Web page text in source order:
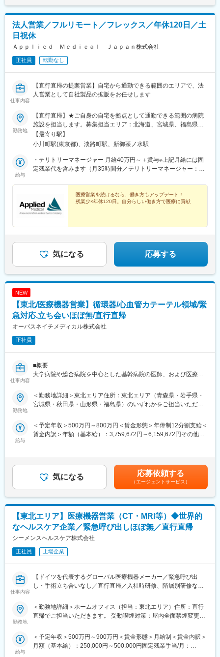
・最新の医療関連情報の提供、サポート（勉強・セミナーの主催
など）
・販売代理店へのサポート（製品情報の提供、勉強会の主催な
ど）
・各種学会への参加
＜営業スタイル＞
心臓病の一種である不整脈を治療するための医療機器を提案しま
す。製品のスペシャリストとして、「この患者にはどのように使
用するか」を医師に提言しながら、販売を行うコンサルティング
に近い営業スタイルです。実際に手術現場に立ち合い、医療従事
■研修・教育制度：
入社後は約3か月の研修を行っています。座学研修だけでなく、実
際に担当する製品の操作を頂くなど基礎的な知識を身につけてか
レーナーからのインプットなど業界知識や製品知識を学ぶ機会は
非常に豊富ですので業界未経験であってもご安心ください。
社員の自律的キャリア開発を推進するため、「社内公募制度」を
積極的に推進しています。また「社内インターンシップ」を導入
しており、今の仕事を続けたまま興味のある仕事を６ヵ月間体験
す。
変更の範囲：会社の定める業務
を考慮して決定・提示いたします。賃金はあくまでも目安の金額
であり、選考を通じて上下する可能性があります。月給(月額)は固
定手当を含めた表記です。
法人営業／フルリモート／フレックス／年休120日／土
日祝休
Ａｐｐｌｉｅｄ Ｍｅｄｉｃａｌ Ｊａｐａｎ株式会社
正社員 転勤なし
仕事内容
【直行直帰の提案営業】自宅から通勤できる範囲のエリアで、法
人営業として自社製品の拡販をお任せします
勤務地
【直行直帰】★ご自身の自宅を拠点として通勤できる範囲の病院
施設を担当します。募集担当エリア：北海道、宮城県、福島県、
東京都★U・Iターン歓迎★自宅を事務所とし、直行直帰で通勤で
きる範囲をテリトリーとして担当していただきます（出張あり）
GATE 6F＜アクセス＞・都営新宿線「小川町」徒歩5分・東京メト
ロ千代田線「新御茶ノ水」、丸ノ内線「淡路町」徒歩6分・
【最寄り駅】
小川町駅(東京都)、淡路町駅、新御茶ノ水駅
給与
・テリトリーマネージャー 月給40万円～＋賞与※上記月給には固
定残業代を含みます（月35時間分／テリトリーマネージャー：10
能力・スキルを考慮のうえ決定します※詳細はオファー時にご確認
医療営業を続けるなら、働き方もアップデート！
残業少×年休120日。自分らしい働き方で医療に貢献
気になる 応募する
NEW
【東北/医療機器営業】循環器/心血管カテーテル領域/緊
急対応,立ち会いほぼ無/直行直帰
オーバスネイチメディカル株式会社
正社員
仕事内容
■概要
大学病院や総合病院を中心とした基幹病院の医師、および医療機
をしていただきます。
次世代のコアメンバーとして、組織の業績向上と将来的には後輩
育成もお任せしたいと考えています。
■詳細
単なる製品の仕様説明に留まらず、医師やコメディカルとの対話
また、学会サポート・セミナー企画として、医療関係者向けに自
社製品に関連する最新エビデンスの紹介や学会レポートを通じた
情報共有を行っていただきます。
◯領域：循環器領域。狭心症や心筋梗塞など心臓疾患治療に使用
されるカテーテル、冠動脈ステント等。
◯1日の訪問：3～4施設（大学病院や総合病院が中心）
◯訪問スタイル：直行直帰。
※入社後半年間は公共交通機関を利用、それ以降は車営業が可能と
なります。
■ポジションの魅力
◎裁量と効率を重視したワークスタイル
動ができます。
◎横の繋がり
勤務地
＜勤務地詳細＞東北エリア住所：東北エリア（青森県・岩手県・
宮城県・秋田県・山形県・福島県）のいずれかをご担当いただき
業所（リモートワーク含む）
給与
＜予定年収＞500万円～800万円＜賃金形態＞年俸制12分割支給＜
賃金内訳＞年額（基本給）：3,759,672円～6,159,672円その他固
（一律手当を含む）＜昇給有無＞有＜残業手当＞有＜給与補足
＞・上記のほか、期末賞与（夏、冬）と営業インセンティブ支給
あり（四半期ごと）2025年度実績↓ ・期末賞与：各人年俸の月
額（夏1.5ヶ月、冬2.3カ月）を支給。・営業インセンティブ：四
半期ごと、個人やチームの成果・実績に応じて支給。・昇給：あ
り（年1回）賃金はあくまでも目安の金額であり、選考を通じて上
下する可能性があります。月給(月額)は固定手当を含めた表記で
す。
気になる 応募依頼する
（エージェントサービス）
【東北エリア】医療機器営業（CT・MRI等）◆世界的
なヘルスケア企業／緊急呼び出しほぼ無／直行直帰
シーメンスヘルスケア株式会社
正社員 上場企業
仕事内容
【ドイツを代表するグローバル医療機器メーカー／緊急呼び出
し・手術立ち合いなし／直行直帰／入社時研修、階層別研修など
働きがい認定企業」受賞】
■仕事詳細
院に対してシーメンス社製の大型医療機器を納入すべく、営業活
動していただきます。
勤務地
＜勤務地詳細＞ホームオフィス（担当：東北エリア）住所：直行
直帰でご担当いただきます。 受動喫煙対策：屋内全面禁煙変更の
給与
＜予定年収＞500万円～900万円＜賃金形態＞月給制＜賃金内訳＞
月額（基本給）：250,000円～500,000円固定残業手当/月：